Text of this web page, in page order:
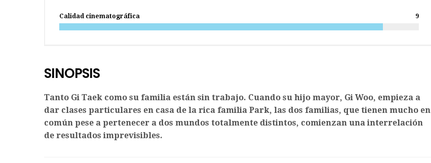
Calidad cinematográfica 9
SINOPSIS
Tanto Gi Taek como su familia están sin trabajo. Cuando su hijo mayor, Gi Woo, empieza a
dar clases particulares en casa de la rica familia Park, las dos familias, que tienen mucho en
común pese a pertenecer a dos mundos totalmente distintos, comienzan una interrelación
de resultados imprevisibles.